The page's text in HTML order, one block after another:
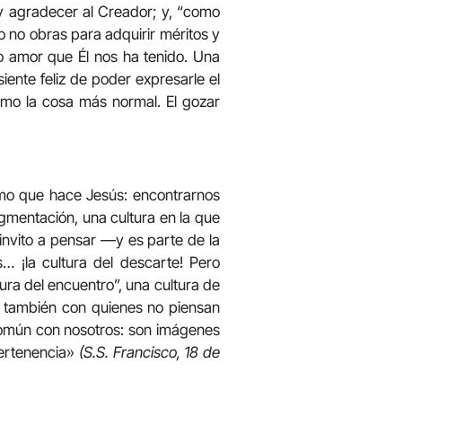
agradecer al Creador; y, “como
no obras para adquirir méritos y
que Él nos ha tenido. Una
feliz de poder expresarle el
la cosa más normal. El gozar
que hace Jesús: encontrarnos
una cultura en la que
a pensar —y es parte de la
¡la cultura del descarte! Pero
del encuentro”, una cultura de
con quienes no piensan
con nosotros: son imágenes
(S.S. Francisco, 18 de